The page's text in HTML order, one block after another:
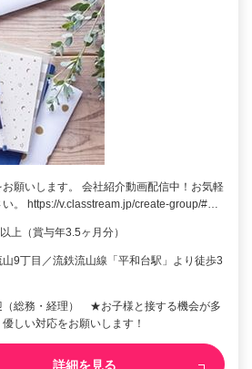
願いします。 会社紹介動画配信中！お気軽
い。 https://v.classtream.jp/create-group/#…
上（賞与年3.5ヶ月分）
9丁目／流鉄流山線「平和台駅」より徒歩3
（総務・経理） ★お子様と接する機会が多
しい対応をお願いします！
詳細を見る